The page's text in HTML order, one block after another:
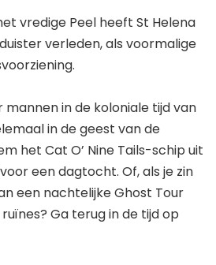
vredige Peel heeft St Helena
verleden, als voormalige
mannen in de koloniale tijd van
in de geest van de
het Cat O’ Nine Tails-schip uit
een dagtocht. Of, als je zin
een nachtelijke Ghost Tour
Ga terug in de tijd op